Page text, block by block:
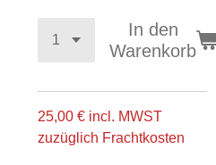
In den
Warenkorb
25,00 € incl. MWST
zuzüglich Frachtkosten